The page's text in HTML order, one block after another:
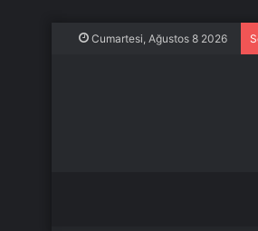
Cumartesi, Ağustos 8 2026